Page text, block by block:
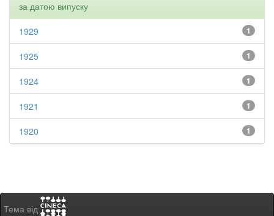
за датою випуску
1
1929
1
1925
1
1924
1
1921
1
1920
Тема від